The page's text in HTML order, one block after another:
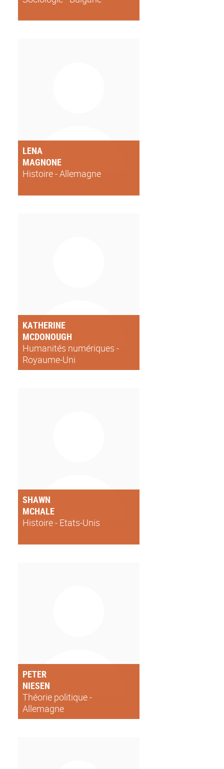
LENA
MAGNONE
Histoire - Allemagne
KATHERINE
MCDONOUGH
Humanités numériques -
Royaume-Uni
SHAWN
MCHALE
Histoire - Etats-Unis
PETER
NIESEN
Théorie politique -
Allemagne